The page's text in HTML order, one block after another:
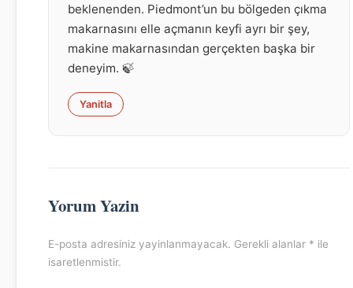
beklenenden. Piedmont’un bu bölgeden çıkma
makarnasını elle açmanın keyfi ayrı bir şey,
makine makarnasından gerçekten başka bir
deneyim. 🍃
Yanitla
Yorum Yazin
E-posta adresiniz yayinlanmayacak. Gerekli alanlar * ile
isaretlenmistir.